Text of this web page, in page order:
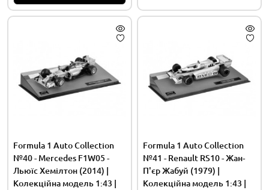
Formula 1 Auto Collection
№40 - Mercedes F1W05 -
Льюїс Хемілтон (2014) |
Колекційна модель 1:43 |
Formula 1 Auto Collection
№41 - Renault RS10 - Жан-
П'єр Жабуй (1979) |
Колекційна модель 1:43 |